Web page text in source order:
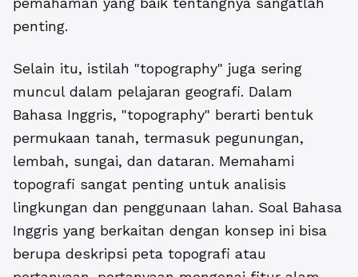
penting.
Selain itu, istilah "topography" juga sering
muncul dalam pelajaran geografi. Dalam
Bahasa Inggris, "topography" berarti bentuk
permukaan tanah, termasuk pegunungan,
lembah, sungai, dan dataran. Memahami
topografi sangat penting untuk analisis
lingkungan dan penggunaan lahan. Soal Bahasa
Inggris yang berkaitan dengan konsep ini bisa
berupa deskripsi peta topografi atau